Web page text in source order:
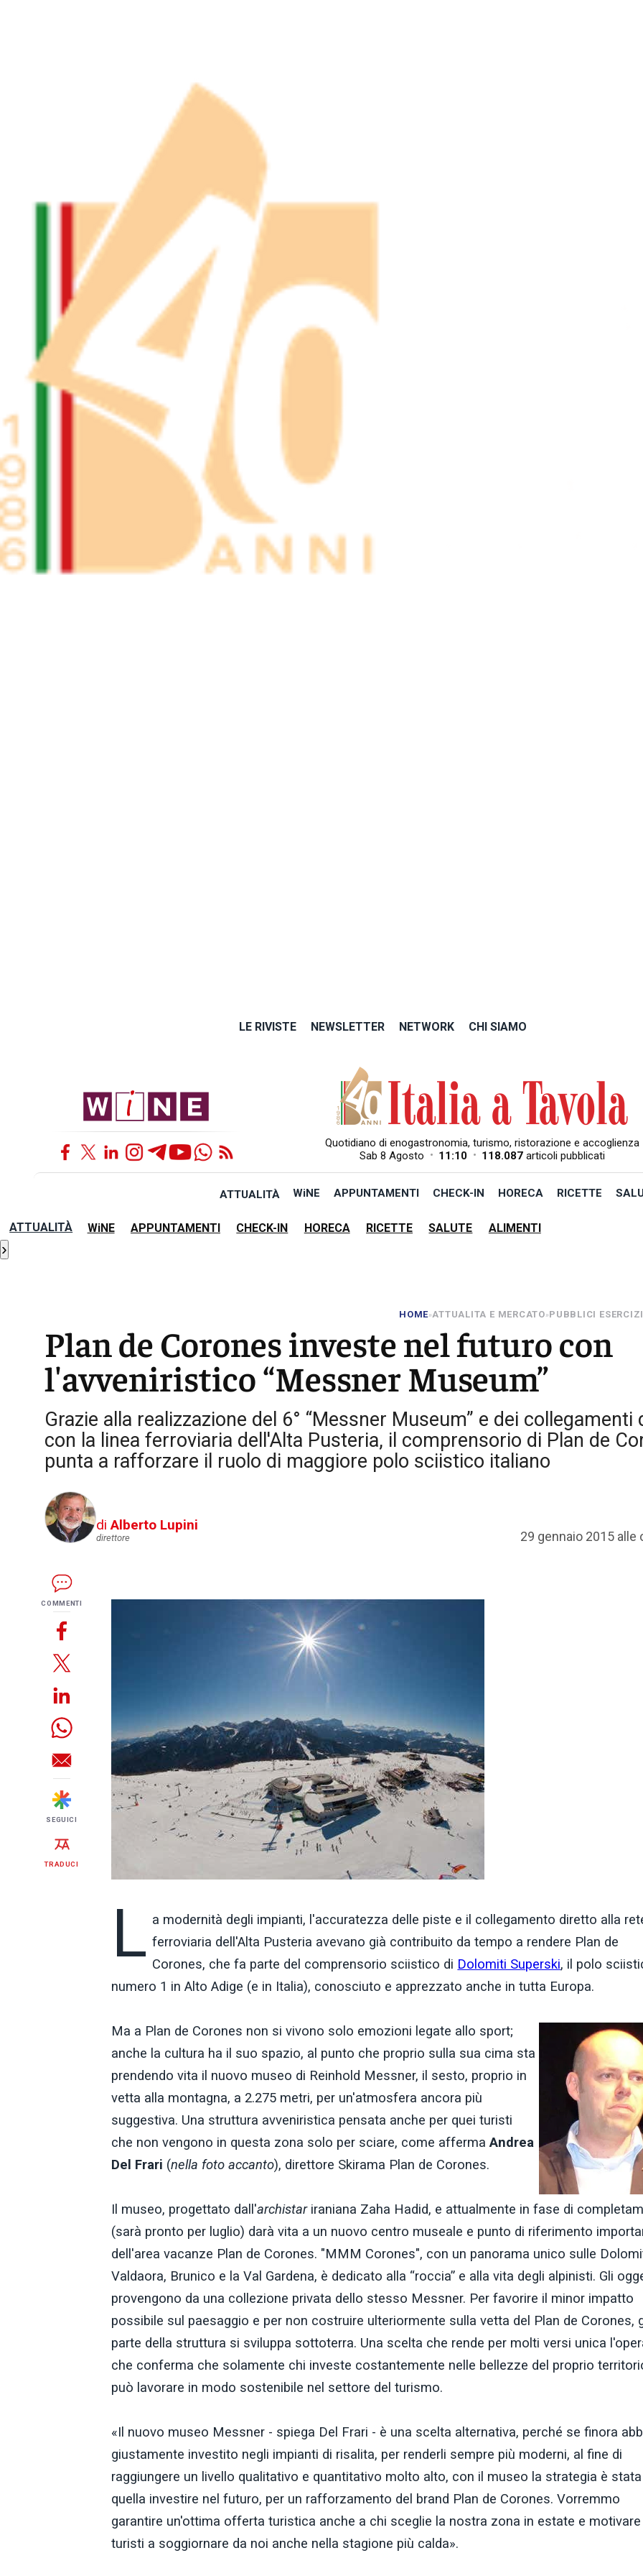
LE RIVISTE NEWSLETTER NETWORK CHI SIAMO
Quotidiano di enogastronomia, turismo, ristorazione e accoglienza
Sab 8 Agosto • 11:10 • 118.087 articoli pubblicati
ATTUALITÀ WiNE APPUNTAMENTI CHECK-IN HORECA RICETTE
ATTUALITÀ WiNE APPUNTAMENTI CHECK-IN HORECA RICETTE SALUTE ALIMENTI
›
HOME»ATTUALITA E MERCATO»PUBBLICI
Plan de Corones investe nel futuro con
l'avveniristico “Messner Museum”
Grazie alla realizzazione del 6° “Messner Museum” e dei collegamenti
con la linea ferroviaria dell'Alta Pusteria, il comprensorio di Plan de
punta a rafforzare il ruolo di maggiore polo sciistico italiano
di Alberto Lupini
direttore 29 gennaio 2015 alle
COMMENTI
SEGUICI
TRADUCI
L a modernità degli impianti, l'accuratezza delle piste e il collegamento diretto alla
ferroviaria dell'Alta Pusteria avevano già contribuito da tempo a rendere Plan de
Corones, che fa parte del comprensorio sciistico di Dolomiti Superski, il polo
numero 1 in Alto Adige (e in Italia), conosciuto e apprezzato anche in tutta Europa.
Ma a Plan de Corones non si vivono solo emozioni legate allo sport;
anche la cultura ha il suo spazio, al punto che proprio sulla sua cima sta
prendendo vita il nuovo museo di Reinhold Messner, il sesto, proprio in
vetta alla montagna, a 2.275 metri, per un'atmosfera ancora più
suggestiva. Una struttura avveniristica pensata anche per quei turisti
che non vengono in questa zona solo per sciare, come affermaAndrea
Del Frari (nella foto accanto), direttore Skirama Plan de Corones.
Il museo, progettato dall'archistariraniana Zaha Hadid, e attualmente in fase di
(sarà pronto per luglio) darà vita a un nuovo centro museale e punto di riferimento
dell'area vacanze Plan de Corones. "MMM Corones", con un panorama unico sulle
Valdaora, Brunico e la Val Gardena, è dedicato alla “roccia” e alla vita degli alpinisti. Gli
provengono da una collezione privata dello stesso Messner. Per favorire il minor impatto
possibile sul paesaggio e per non costruire ulteriormente sulla vetta del Plan de Corones,
parte della struttura si sviluppa sottoterra. Una scelta che rende per molti versi unica
che conferma che solamente chi investe costantemente nelle bellezze del proprio
può lavorare in modo sostenibile nel settore del turismo.
«Il nuovo museo Messner - spiega Del Frari - è una scelta alternativa, perché se finora
giustamente investito negli impianti di risalita, per renderli sempre più moderni, al fine di
raggiungere un livello qualitativo e quantitativo molto alto, con il museo la strategia è stata
quella investire nel futuro, per un rafforzamento del brand Plan de Corones. Vorremmo
garantire un'ottima offerta turistica anche a chi sceglie la nostra zona in estate e
turisti a soggiornare da noi anche nella stagione più calda».